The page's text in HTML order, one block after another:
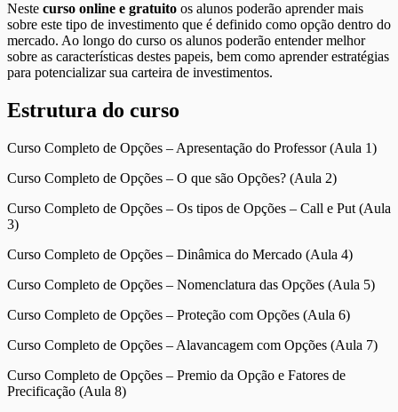
Neste curso online e gratuito os alunos poderão aprender mais
sobre este tipo de investimento que é definido como opção dentro do
mercado. Ao longo do curso os alunos poderão entender melhor
sobre as características destes papeis, bem como aprender estratégias
para potencializar sua carteira de investimentos.
Estrutura do curso
Curso Completo de Opções – Apresentação do Professor (Aula 1)
Curso Completo de Opções – O que são Opções? (Aula 2)
Curso Completo de Opções – Os tipos de Opções – Call e Put (Aula
3)
Curso Completo de Opções – Dinâmica do Mercado (Aula 4)
Curso Completo de Opções – Nomenclatura das Opções (Aula 5)
Curso Completo de Opções – Proteção com Opções (Aula 6)
Curso Completo de Opções – Alavancagem com Opções (Aula 7)
Curso Completo de Opções – Premio da Opção e Fatores de
Precificação (Aula 8)